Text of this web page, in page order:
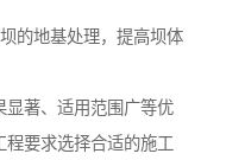
的地基处理，提高坝体
显著、适用范围广等优
程要求选择合适的施工